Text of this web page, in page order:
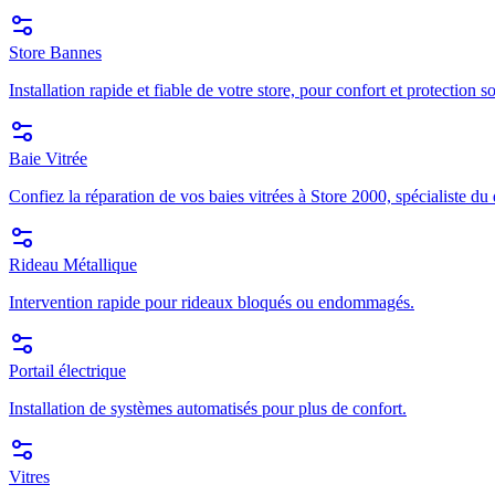
Store Bannes
Installation rapide et fiable de votre store, pour confort et protection
Baie Vitrée
Confiez la réparation de vos baies vitrées à Store 2000, spécialiste
Rideau Métallique
Intervention rapide pour rideaux bloqués ou endommagés.
Portail électrique
Installation de systèmes automatisés pour plus de confort.
Vitres